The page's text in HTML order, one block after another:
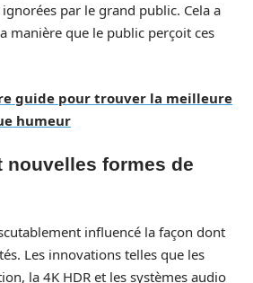
par le grand public. Cela a
manière que le public perçoit ces
guide pour trouver la meilleure
humeur
nouvelles formes de
influencé la façon dont
Les innovations telles que les
la 4K HDR et les systèmes audio